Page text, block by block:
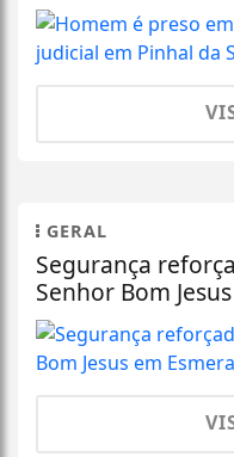
GERAL
Segurança
Senhor Bom